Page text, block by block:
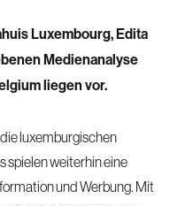
Luxembourg, Edita
Medienanalyse
liegen vor.
luxemburgischen
spielen weiterhin eine
und Werbung. Mit